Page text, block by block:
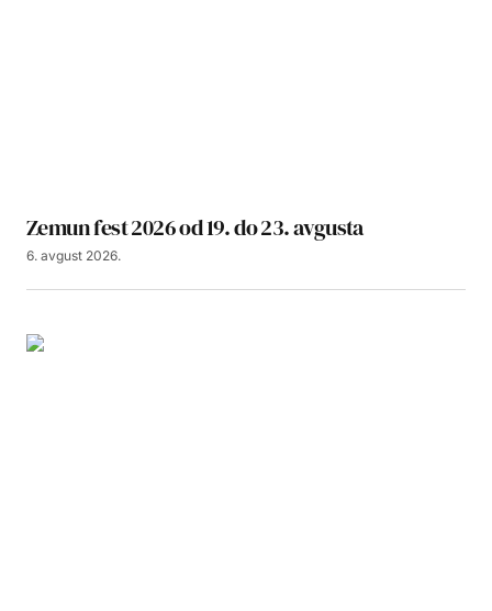
Zemun fest 2026 od 19. do 23. avgusta
6. avgust 2026.